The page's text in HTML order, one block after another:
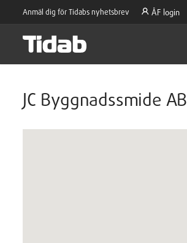
Anmäl dig för Tidabs nyhetsbrev ÅF login
JC Byggnadssmide AB